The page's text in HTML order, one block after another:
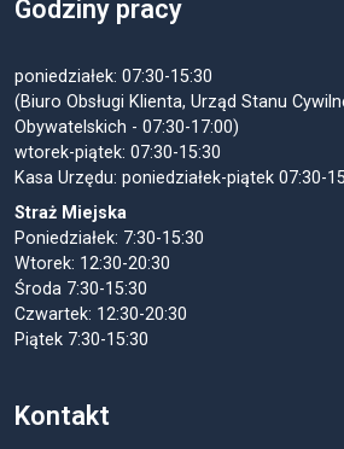
Godziny pracy
poniedziałek: 07:30-15:30
(Biuro Obsługi Klienta, Urząd Stanu
Obywatelskich - 07:30-17:00)
wtorek-piątek: 07:30-15:30
Kasa Urzędu: poniedziałek-piątek 07:30-
Straż Miejska
Poniedziałek: 7:30-15:30
Wtorek: 12:30-20:30
Środa 7:30-15:30
Czwartek: 12:30-20:30
Piątek 7:30-15:30
Kontakt